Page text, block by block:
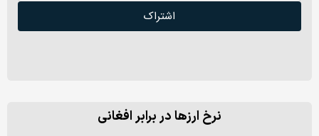
اشتراک
نرخ ارزها در برابر افغانی